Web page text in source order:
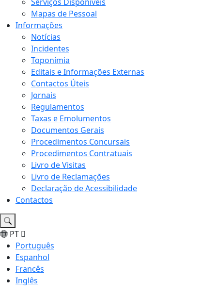
Mapas de Pessoal
Informações
Notícias
Incidentes
Toponímia
Editais e Informações Externas
Contactos Úteis
Jornais
Regulamentos
Taxas e Emolumentos
Documentos Gerais
Procedimentos Concursais
Procedimentos Contratuais
Livro de Visitas
Livro de Reclamações
Declaração de Acessibilidade
Contactos
PT
Português
Espanhol
Francês
Inglês